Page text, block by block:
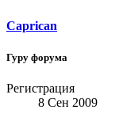
Caprican
Гуру форума
Регистрация
8 Сен 2009